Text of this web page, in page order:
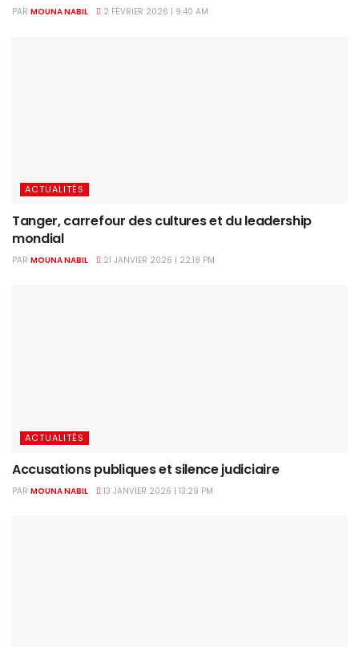
PAR MOUNA NABIL 2 FÉVRIER 2026 | 9:40 AM
ACTUALITÉS
Tanger, carrefour des cultures et du leadership
mondial
PAR MOUNA NABIL 21 JANVIER 2026 | 22:18 PM
ACTUALITÉS
Accusations publiques et silence judiciaire
PAR MOUNA NABIL 13 JANVIER 2026 | 13:29 PM